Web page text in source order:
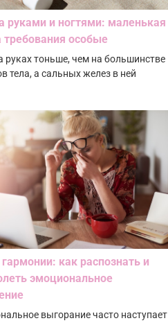
руками и ногтями: маленькая
требования особые
руках тоньше, чем на большинстве
тела, а сальных желез в ней
гармонии: как распознать и
эмоциональное
выгорание часто наступает